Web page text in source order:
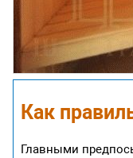
Как
Главными